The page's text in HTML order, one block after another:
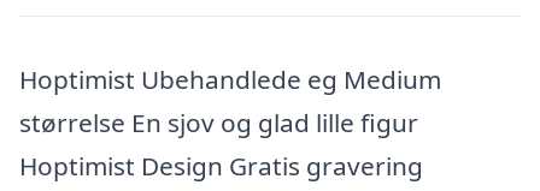
Hoptimist Ubehandlede eg Medium
størrelse En sjov og glad lille figur
Hoptimist Design Gratis gravering